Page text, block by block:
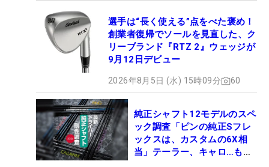
選手は“長く使える”点をべた褒め！
創業者復帰でソールを見直した、ク
リーブランド『RTZ 2』ウェッジが
9月12日デビュー
2026年8月5日 (水) 15時09分 60
純正シャフト12モデルのスペ
ック調査「ピンの純正Sフレ
ックスは、カスタムの6X相
当」テーラー、キャロ…もチ